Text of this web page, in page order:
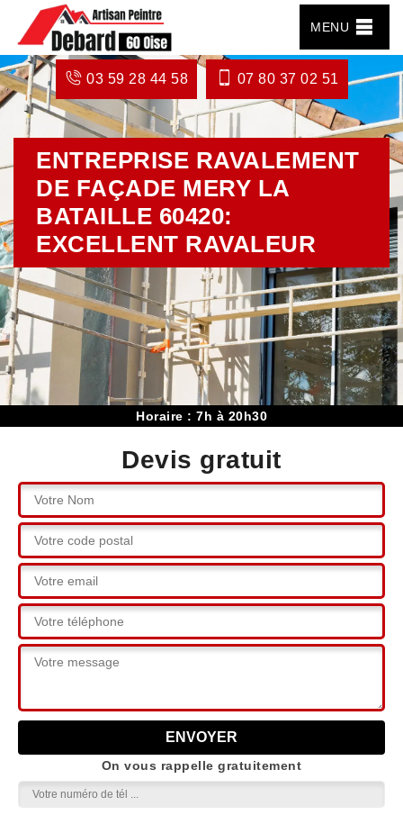
MENU
03 59 28 44 58 07 80 37 02 51
ENTREPRISE RAVALEMENT
DE FAÇADE MERY LA
BATAILLE 60420:
EXCELLENT RAVALEUR
Horaire : 7h à 20h30
Devis gratuit
On vous rappelle gratuitement